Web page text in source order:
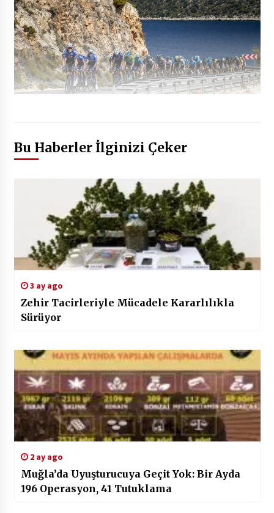
Bu Haberler İlginizi Çeker
3 ay ago
Zehir Tacirleriyle Mücadele Kararlılıkla
Sürüyor
2 ay ago
Muğla’da Uyuşturucuya Geçit Yok: Bir Ayda
196 Operasyon, 41 Tutuklama